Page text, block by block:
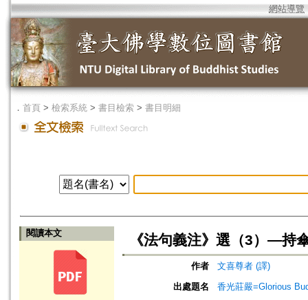
網站導覽
． 首頁 > 檢索系統 > 書目檢索 > 書目明細
閱讀本文 《法句義注》選（3）—持
作者
文喜尊者 (譯)
出處題名
香光莊嚴=Glorious